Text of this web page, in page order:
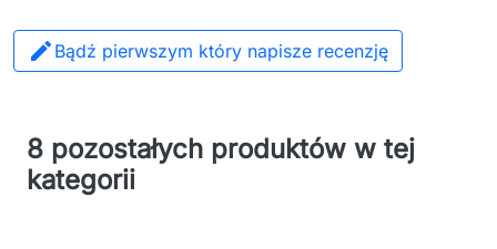
 Bądź pierwszym który napisze recenzję
8 pozostałych produktów w tej
kategorii